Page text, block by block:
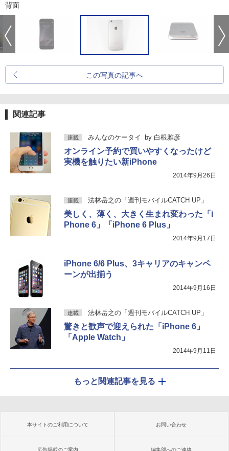
背面
この写真の記事へ
関連記事
連載 みんなのケータイ by 白根雅彦
オンライン予約で買いやすくなったけど
実機を触りたい新iPhone
2014年9月26日
連載 法林岳之の「週刊モバイルCATCH UP」
美しく、薄く、大きく生まれ変わった「i
Phone 6」「iPhone 6 Plus」
2014年9月17日
iPhone 6/6 Plus、3キャリアのキャンペ
ーンが出揃う
2014年9月16日
連載 法林岳之の「週刊モバイルCATCH UP」
驚きと歓声で迎えられた「iPhone 6」
「Apple Watch」
2014年9月11日
もっと関連記事を見る
本サイトのご利用について お問い合わせ
広告掲載のご案内 編集部へのご連絡